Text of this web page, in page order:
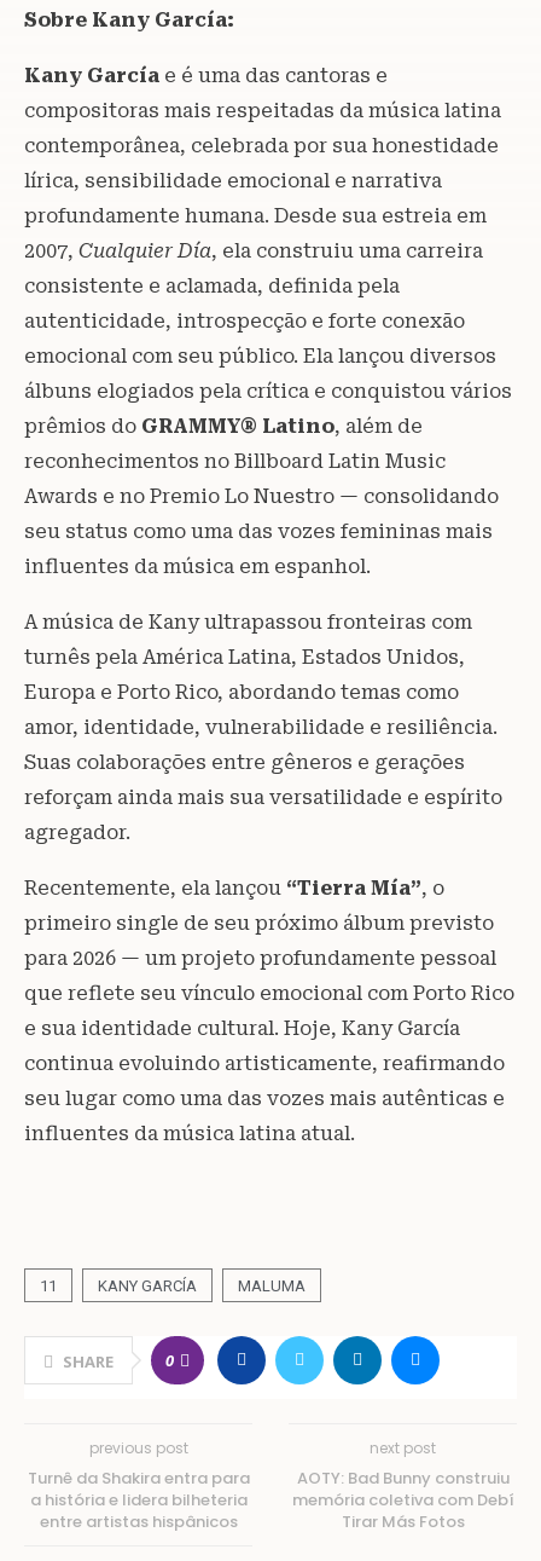
Sobre Kany García:
Kany García e é uma das cantoras e
compositoras mais respeitadas da música latina
contemporânea, celebrada por sua honestidade
lírica, sensibilidade emocional e narrativa
profundamente humana. Desde sua estreia em
2007, Cualquier Día, ela construiu uma carreira
consistente e aclamada, definida pela
autenticidade, introspecção e forte conexão
emocional com seu público. Ela lançou diversos
álbuns elogiados pela crítica e conquistou vários
prêmios do GRAMMY® Latino, além de
reconhecimentos no Billboard Latin Music
Awards e no Premio Lo Nuestro — consolidando
seu status como uma das vozes femininas mais
influentes da música em espanhol.
A música de Kany ultrapassou fronteiras com
turnês pela América Latina, Estados Unidos,
Europa e Porto Rico, abordando temas como
amor, identidade, vulnerabilidade e resiliência.
Suas colaborações entre gêneros e gerações
reforçam ainda mais sua versatilidade e espírito
agregador.
Recentemente, ela lançou “Tierra Mía”, o
primeiro single de seu próximo álbum previsto
para 2026 — um projeto profundamente pessoal
que reflete seu vínculo emocional com Porto Rico
e sua identidade cultural. Hoje, Kany García
continua evoluindo artisticamente, reafirmando
seu lugar como uma das vozes mais autênticas e
influentes da música latina atual.
11 KANY GARCÍA MALUMA
SHARE 0
previous post
Turnê da Shakira entra para
a história e lidera bilheteria
entre artistas hispânicos
next post
AOTY: Bad Bunny construiu
memória coletiva com Debí
Tirar Más Fotos